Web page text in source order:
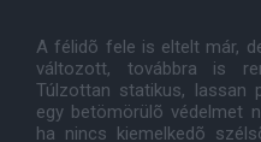
A félidõ fele is eltelt már,
változott, továbbra is
Túlzottan statikus, lassan
egy betömörülõ védelmet
ha nincs kiemelkedõ